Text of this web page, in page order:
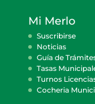
Mi Merlo
Suscribirse
Noticias
Guía de
Tasas
Turnos
Cocheria